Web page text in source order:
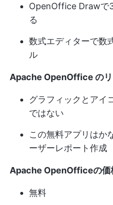
OpenOffice Drawで
る
数式エディターで数
ル
Apache OpenOffice のリ
グラフィックとアイ
ではない
この無料アプリはか
ーザーレポート作成
Apache OpenOfficeの価
無料